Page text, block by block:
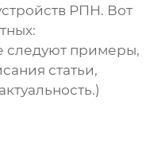
РПН. Вот
следуют примеры,
статьи,